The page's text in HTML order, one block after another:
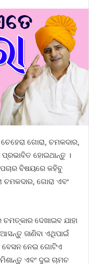
ଗୋରା, ଚମକଦାର,
ହୋଇଥାନ୍ତୁ ।
ବିଷୟରେ କହିବୁ
ଚମକଦାର, ଗୋରା ଏବଂ
ଦେଖାଇବ ଯାହା
ଜାଣିବା ଏଥିପାଇଁ
ବେସନ ନେଇ ଗୋଟିଏ
ଏବଂ ଦୁଇ ଚାମଚ